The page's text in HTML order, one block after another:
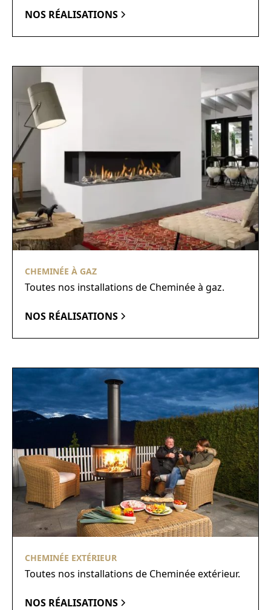
NOS RÉALISATIONS
CHEMINÉE À GAZ
Toutes nos installations de Cheminée à gaz.
NOS RÉALISATIONS
CHEMINÉE EXTÉRIEUR
Toutes nos installations de Cheminée extérieur.
NOS RÉALISATIONS